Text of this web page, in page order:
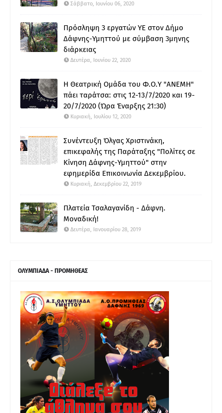
Σάββατο, Ιουνίου 06, 2020
Πρόσληψη 3 εργατών ΥΕ στον Δήμο
Δάφνης-Υμηττού με σύμβαση 3μηνης
διάρκειας
Δευτέρα, Ιουνίου 22, 2020
Η Θεατρική Ομάδα του Φ.Ο.Υ "ΑΝΕΜΗ"
πάει ταράτσα: στις 12-13/7/2020 και 19-
20/7/2020 (Ώρα Έναρξης 21:30)
Κυριακή, Ιουλίου 12, 2020
Συνέντευξη Όλγας Χριστινάκη,
επικεφαλής της Παράταξης "Πολίτες σε
Κίνηση Δάφνης-Υμηττού" στην
εφημερίδα Επικοινωνία Δεκεμβρίου.
Κυριακή, Δεκεμβρίου 22, 2019
Πλατεία Τσαλαγανίδη - Δάφνη.
Μοναδική!
Δευτέρα, Ιανουαρίου 28, 2019
ΟΛΥΜΠΙΑΔΑ - ΠΡΟΜΗΘΕΑΣ